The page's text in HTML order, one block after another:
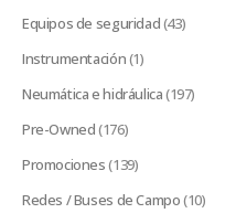
Equipos de seguridad(43)
Instrumentación(1)
Neumática e hidráulica(197)
Pre-Owned(176)
Promociones(139)
Redes / Buses de Campo(10)